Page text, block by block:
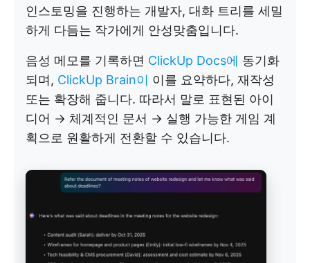
인스토밍을 진행하는 개발자, 대화 트리를 세밀
하게 다듬는 작가에게 안성맞춤입니다.
음성 메모를 기록하면 ClickUp Docs에 동기화
되며, ClickUp Brain이 이를 요약하다, 재작성
또는 확장해 줍니다. 따라서 말로 표현된 아이
디어 → 체계적인 문서 → 실행 가능한 게임 계
획으로 원활하게 전환할 수 있습니다.